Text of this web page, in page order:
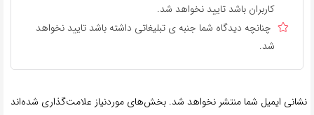
کاربران باشد تایید نخواهد شد.
چنانچه دیدگاه شما جنبه ی تبلیغاتی داشته باشد تایید نخواهد
شد.
نشانی ایمیل شما منتشر نخواهد شد. بخش‌های موردنیاز علامت‌گذاری شده‌اند